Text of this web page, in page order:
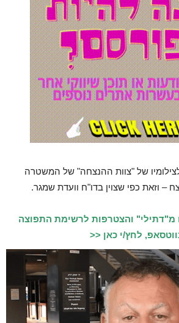
לצילומיו של "צוות ההנצחה" של המשטרה
וזאת כפי שצוין בדו"ח וועדת שמגר.
מ"דתילי" והצטרפות לרשימת התפוצה
לחץ/י כאן <<